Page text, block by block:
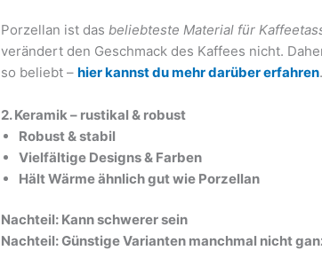
Porzellan ist das beliebteste Material für
verändert den Geschmack des Kaffees nicht.
so beliebt –hier kannst du mehr darüber erfahren.
2. Keramik – rustikal & robust
Robust & stabil
Vielfältige Designs & Farben
Hält Wärme ähnlich gut wie Porzellan
Nachteil: Kann schwerer sein
Nachteil: Günstige Varianten manchmal nicht